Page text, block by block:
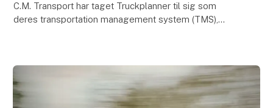
C.M. Transport har taget Truckplanner til sig som
deres transportation management system (TMS),